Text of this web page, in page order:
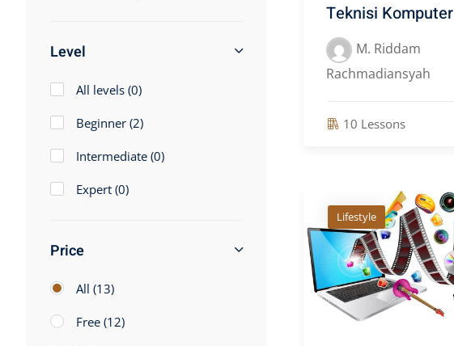
Level
All levels (0)
Beginner (2)
Intermediate (0)
Expert (0)
Price
All (13)
Free (12)
Teknisi Komputer
M. Riddam
Rachmadiansyah
10 Lessons
Lifestyle